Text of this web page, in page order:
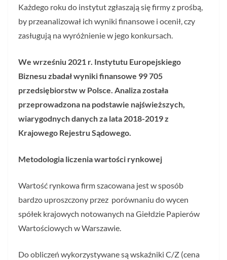
Każdego roku do instytut zgłaszają się firmy z prośbą,
by przeanalizował ich wyniki finansowe i ocenił, czy
zasługują na wyróżnienie w jego konkursach.
We wrześniu 2021 r. Instytutu Europejskiego
Biznesu zbadał wyniki finansowe 99 705
przedsiębiorstw w Polsce. Analiza została
przeprowadzona na podstawie najświeższych,
wiarygodnych danych za lata 2018-2019 z
Krajowego Rejestru Sądowego.
Metodologia liczenia wartości rynkowej
Wartość rynkowa firm szacowana jest w sposób
bardzo uproszczony przez porównaniu do wycen
spółek krajowych notowanych na Giełdzie Papierów
Wartościowych w Warszawie.
Do obliczeń wykorzystywane są wskaźniki C/Z (cena